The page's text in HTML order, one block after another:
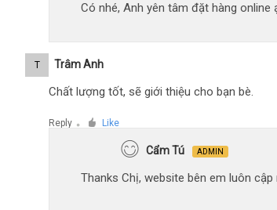
Có nhé, Anh yên tâm đặt hàng
T Trâm Anh
Chất lượng tốt, sẽ giới thiệu cho bạn bè.
Reply ● Like
Cẩm Tú ADMIN
Thanks Chị, website bên em luôn